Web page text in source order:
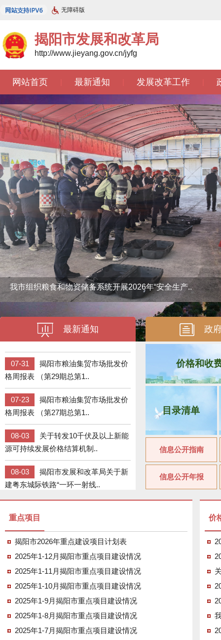
无障碍版
揭阳市发展和改革局
http://www.jieyang.gov.cn/jyfg
网站首页 最新通知 发展改革工作
我市组织粮食和物资储备系统开展2026年“安全生产..
最新通知
07-23
揭阳市粮油集贸市场批发价
格周报表 （第27期总第1..
08-03
关于转发10千伏及以上新能
源可持续发展价格结算机制..
揭阳市发展和改革局关于新
建粤东城际铁路“一环一射线..
07-31
揭阳市粮油集贸市场批发价
格周报表 （第29期总第1..
07-23
揭阳市粮油集贸市场批发价
格周报表 （第27期总第1..
08-03
关于转发10千伏及以上新能
源可持续发展价格结算机制..
08-03
揭阳市发展和改革局关于新
建粤东城际铁路“一环一射线..
07-31
揭阳市粮油集贸市场批发价
格周报表 （第29期总第1..
07-23
揭阳市粮油集贸市场批发价
格周报表 （第27期总第1..
政
价格和收
目录清单
信息公开指南
信息公开年报
重点项目
揭阳市2026年重点建设项目计划表
2025年1-12月揭阳市重点项目建设情况
2025年1-11月揭阳市重点项目建设情况
2025年1-10月揭阳市重点项目建设情况
2025年1-9月揭阳市重点项目建设情况
2025年1-8月揭阳市重点项目建设情况
2025年1-7月揭阳市重点项目建设情况
价